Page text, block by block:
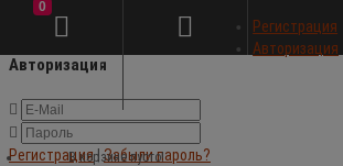
Авторизация
Регистрация|Забыли пароль?
Регистрация
Авторизация
0
В корзине пусто!